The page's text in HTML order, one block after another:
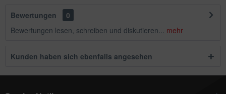
Bewertungen
0
Bewertungen lesen, schreiben und diskutieren... mehr
Kunden haben sich ebenfalls angesehen